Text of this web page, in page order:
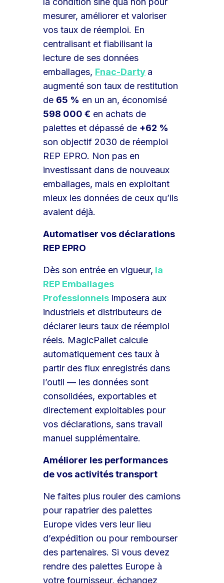
mesurer, améliorer et valoriser
vos taux de réemploi. En
centralisant et fiabilisant la
lecture de ses données
emballages, Fnac-Darty a
augmenté son taux de restitution
de 65 % en un an, économisé
598 000 € en achats de
palettes et dépassé de +62 %
son objectif 2030 de réemploi
REP EPRO. Non pas en
investissant dans de nouveaux
emballages, mais en exploitant
mieux les données de ceux qu’ils
avaient déjà.
Automatiser vos déclarations
REP EPRO
Dès son entrée en vigueur, la
REP Emballages
Professionnels imposera aux
industriels et distributeurs de
déclarer leurs taux de réemploi
réels. MagicPallet calcule
automatiquement ces taux à
partir des flux enregistrés dans
l’outil — les données sont
consolidées, exportables et
directement exploitables pour
vos déclarations, sans travail
manuel supplémentaire.
Améliorer les performances
de vos activités transport
Ne faites plus rouler des camions
pour rapatrier des palettes
Europe vides vers leur lieu
d’expédition ou pour rembourser
des partenaires. Si vous devez
rendre des palettes Europe à
votre fournisseur, échangez